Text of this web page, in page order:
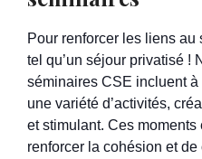
Pour renforcer les liens
tel qu’un séjour privatisé !
séminaires CSE incluent à
une variété d’activités,
et stimulant. Ces
renforcer la cohésion et